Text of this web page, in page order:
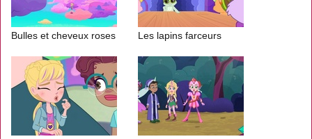
Bulles et cheveux roses Les lapins farceurs